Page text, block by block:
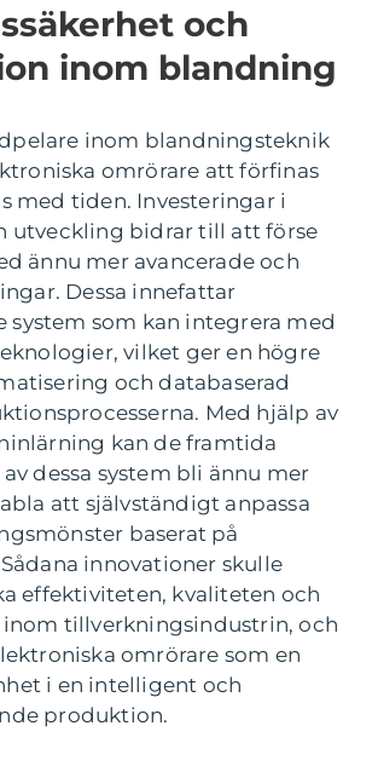
och
inom blandning
inom blandningsteknik
omrörare att förfinas
med tiden. Investeringar i
utveckling bidrar till att förse
ännu mer avancerade och
Dessa innefattar
system som kan integrera med
vilket ger en högre
och databaserad
Med hjälp av
kan de framtida
dessa system bli ännu mer
att självständigt anpassa
baserat på
innovationer skulle
effektiviteten, kvaliteten och
tillverkningsindustrin, och
omrörare som en
i en intelligent och
produktion.